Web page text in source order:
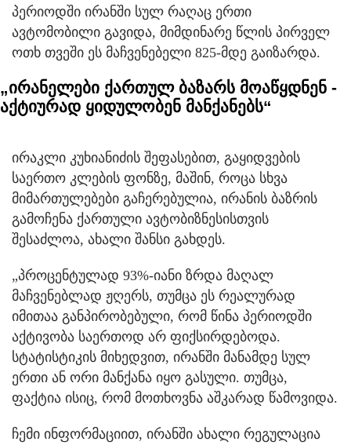
პერიოდში ირანში სულ რაღაც ერთი
ავტომობილი გავიდა, მიმდინარე წლის პირველ
ოთხ თვეში ეს მაჩვენებელი 825-მდე გაიზარდა.
„ირანელები ქართულ ბაზარს მოაწყდნენ -
აქტიურად ყიდულობენ მანქანებს“
ირაკლი კუხიანიძის შეფასებით, გაყიდვების
საერთო კლების ფონზე, მაშინ, როცა სხვა
მიმართულებები გაჩერებულია, ირანის ბაზრის
გამოჩენა ქართული ავტობიზნესისთვის
შესაძლოა, ახალი შანსი გახდეს.
„პროცენტულად 93%-იანი ზრდა მაღალ
მაჩვენებლად ჟღერს, თუმცა ეს რეალურად
იმითაა განპირობებული, რომ წინა პერიოდში
აქტივობა საერთოდ არ ფიქსირდებოდა.
სტატისტიკის მიხედვით, ირანში მანამდე სულ
ერთი ან ორი მანქანა იყო გასული. თუმცა,
ფაქტია ისიც, რომ მოთხოვნა აშკარად წამოვიდა.
ჩემი ინფორმაციით, ირანში ახალი რეგულაცია